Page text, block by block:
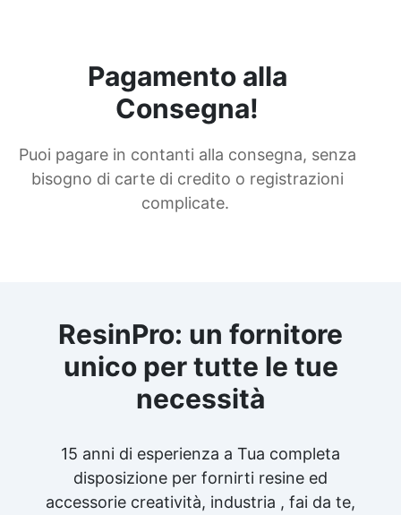
Pagamento alla
Consegna!
Puoi pagare in contanti alla consegna, senza
bisogno di carte di credito o registrazioni
complicate.
ResinPro: un fornitore
unico per tutte le tue
necessità
15 anni di esperienza a Tua completa
disposizione per fornirti resine ed
accessorie creatività, industria , fai da te,